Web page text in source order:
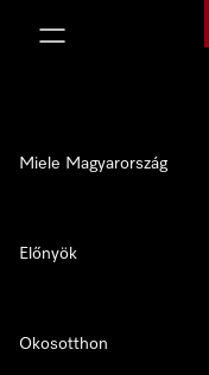
Miele Magyarország
Előnyök
Okosotthon